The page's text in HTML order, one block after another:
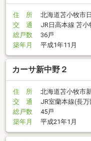
住 所
北海道苫小牧市
交 通
JR日高本線 苫小
総戸数
36戸
築年月
平成1年11月
カーサ新中野２
住 所
北海道苫小牧市
交 通
JR室蘭本線(長
総戸数
45戸
築年月
平成21年1月